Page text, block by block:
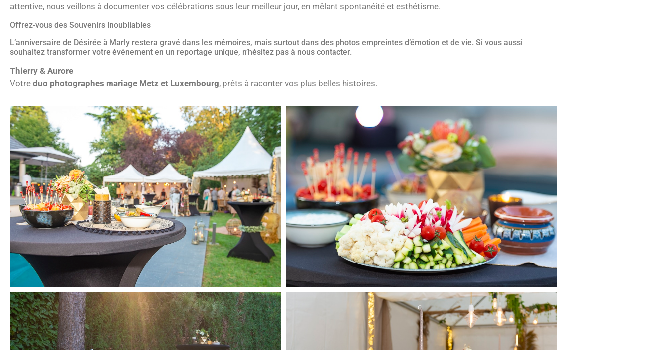
attentive, nous veillons à documenter vos célébrations sous leur meilleur jour, en mêlant spontanéité et esthétisme.
Offrez-vous des Souvenirs Inoubliables
L’anniversaire de Désirée à Marly restera gravé dans les mémoires, mais surtout dans des photos empreintes d’émotion et de vie. Si vous aussi
souhaitez transformer votre événement en un reportage unique, n’hésitez pas à nous contacter.
Thierry & Aurore
Votre duo photographes mariage Metz et Luxembourg, prêts à raconter vos plus belles histoires.